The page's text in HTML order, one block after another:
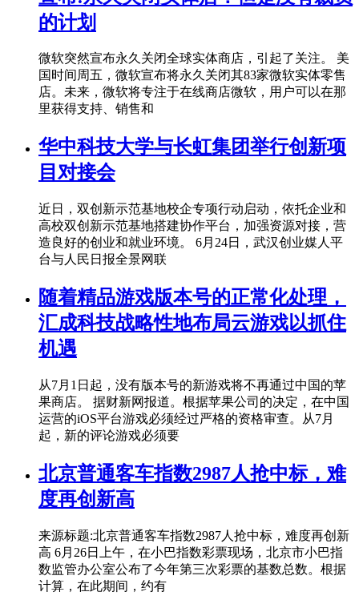
的计划
微软突然宣布永久关闭全球实体商店，引起了关注。 美
国时间周五，微软宣布将永久关闭其83家微软实体零售
店。未来，微软将专注于在线商店微软，用户可以在那
里获得支持、销售和
华中科技大学与长虹集团举行创新项
目对接会
近日，双创新示范基地校企专项行动启动，依托企业和
高校双创新示范基地搭建协作平台，加强资源对接，营
造良好的创业和就业环境。 6月24日，武汉创业媒人平
台与人民日报全景网联
随着精品游戏版本号的正常化处理，
汇成科技战略性地布局云游戏以抓住
机遇
从7月1日起，没有版本号的新游戏将不再通过中国的苹
果商店。 据财新网报道。根据苹果公司的决定，在中国
运营的iOS平台游戏必须经过严格的资格审查。从7月
起，新的评论游戏必须要
北京普通客车指数2987人抢中标，难
度再创新高
来源标题:北京普通客车指数2987人抢中标，难度再创新
高 6月26日上午，在小巴指数彩票现场，北京市小巴指
数监管办公室公布了今年第三次彩票的基数总数。根据
计算，在此期间，约有